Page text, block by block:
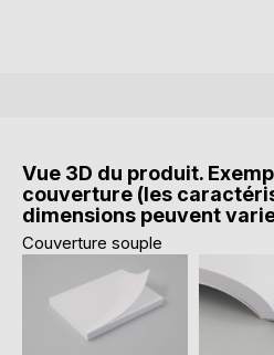
Vue 3D du produit.
couverture (les
dimensions peuvent
Couverture souple